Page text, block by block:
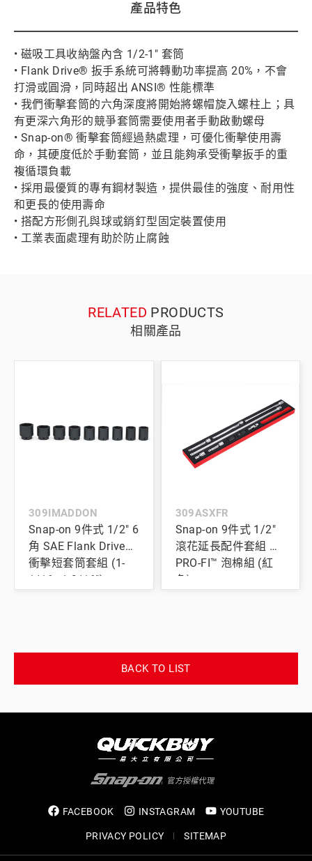
產品特色
• 磁吸工具收納盤內含 1/2-1" 套筒
• Flank Drive® 扳手系統可將轉動功率提高 20%，不會
打滑或圓滑，同時超出 ANSI® 性能標準
• 我們衝擊套筒的六角深度將開始將螺帽旋入螺柱上；具
有更深六角形的競爭套筒需要使用者手動啟動螺母
• Snap-on® 衝擊套筒經過熱處理，可優化衝擊使用壽
命，其硬度低於手動套筒，並且能夠承受衝擊扳手的重
複循環負載
• 採用最優質的專有鋼材製造，提供最佳的強度、耐用性
和更長的使用壽命
• 搭配方形側孔與球或銷釘型固定裝置使用
• 工業表面處理有助於防止腐蝕
RELATED PRODUCTS
相關產品
309IMADDON
Snap-on 9件式 1/2" 6
角 SAE Flank Drive®
衝擊短套筒套組 (1-
1/16–1-9/16")
309ASXFR
Snap-on 9件式 1/2"
滾花延長配件套組 及
PRO-FI™ 泡棉組 (紅
色)
BACK TO LIST
FACEBOOK INSTAGRAM YOUTUBE
PRIVACY POLICY SITEMAP